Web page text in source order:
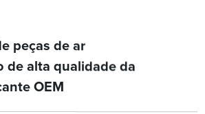
peças de ar
de alta qualidade da
OEM